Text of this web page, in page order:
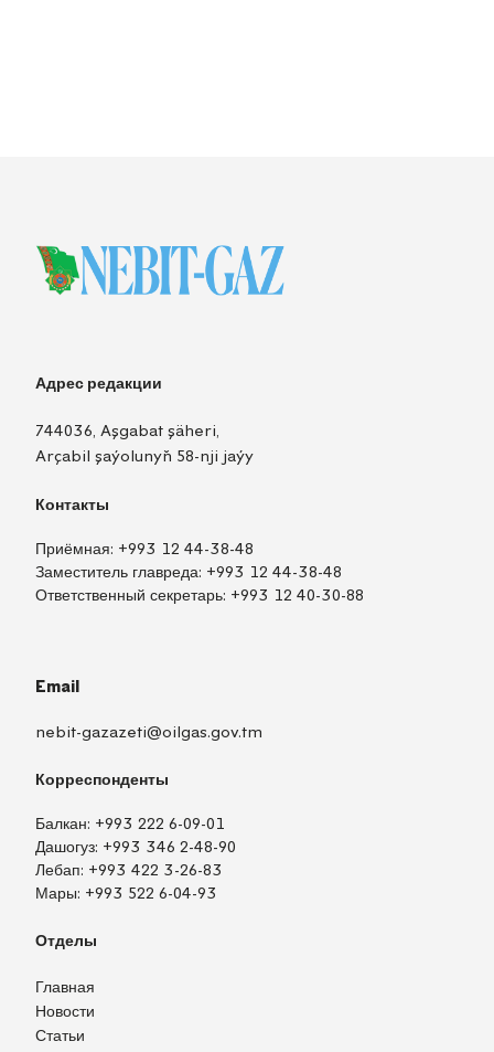
Адрес редакции
744036, Aşgabat şäheri,
Arçabil şaýolunyň 58-nji jaýy
Контакты
Приёмная: +993 12 44-38-48
Заместитель главреда: +993 12 44-38-48
Ответственный секретарь: +993 12 40-30-88
Email
nebit-gazazeti@oilgas.gov.tm
Корреспонденты
Балкан: +993 222 6-09-01
Дашогуз: +993 346 2-48-90
Лебап: +993 422 3-26-83
Мары: +993 522 6-04-93
Отделы
Главная
Новости
Статьи